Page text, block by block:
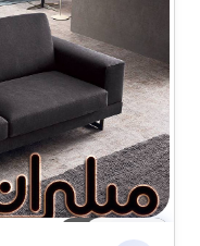
خبر